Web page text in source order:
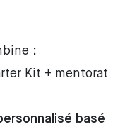
:
Kit + mentorat
basé